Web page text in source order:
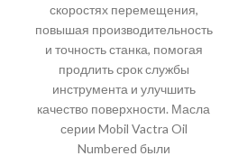
скоростях перемещения,
повышая производительность
и точность станка, помогая
продлить срок службы
инструмента и улучшить
качество поверхности. Масла
серии Mobil Vactra Oil
Numbered были